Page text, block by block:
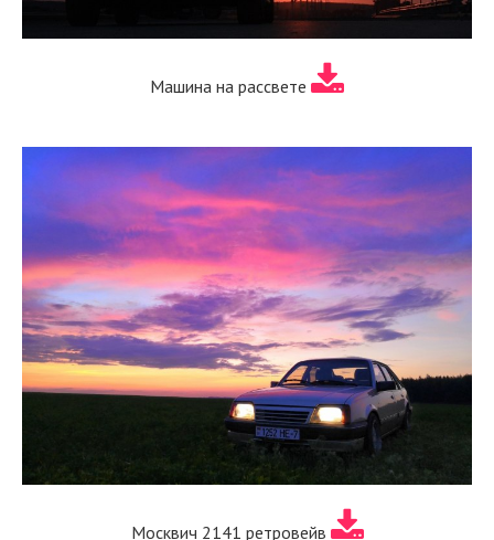
Машина на рассвете
Москвич 2141 ретровейв